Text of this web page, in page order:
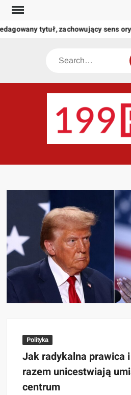
Skip
content tytuł, zachowujący sens
Search
Polityka
Jak radykalna prawica
razem unicestwiają
centrum